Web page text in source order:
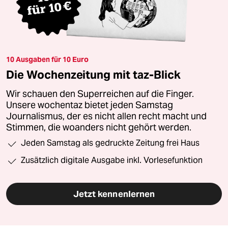
10 Ausgaben für 10 Euro
Die Wochenzeitung mit taz-Blick
Wir schauen den Superreichen auf die Finger.
Unsere wochentaz bietet jeden Samstag
Journalismus, der es nicht allen recht macht und
Stimmen, die woanders nicht gehört werden.
Jeden Samstag als gedruckte Zeitung frei Haus
Zusätzlich digitale Ausgabe inkl. Vorlesefunktion
Jetzt kennenlernen